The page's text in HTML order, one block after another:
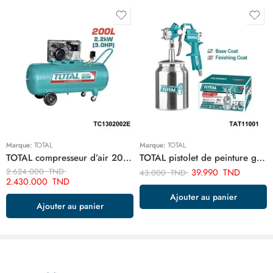
Marque: TOTAL
TOTAL compresseur d’air 200 litre 220v monophase TC1302002E
2.624.000TND
2.430.000 TND
Ajouter au panier
Marque: TOTAL
TOTAL pistolet de peinture goude bas 1.5 mm 1000cc TAT11001
43.000TND 39.990 TND
Ajouter au panier